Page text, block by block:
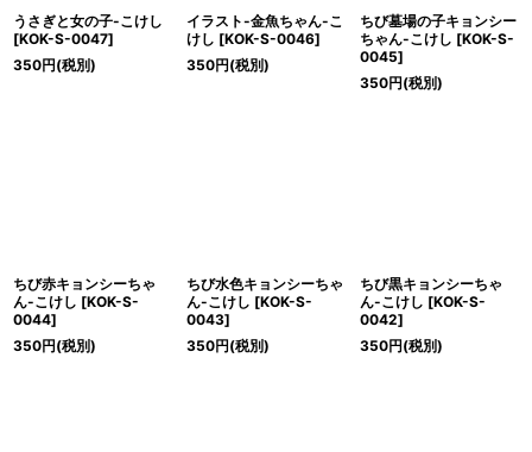
うさぎと女の子-こけし
[KOK-S-0047]
350円(税別)
イラスト-金魚ちゃん-こ
けし [KOK-S-0046]
350円(税別)
ちび墓場の子キョンシー
ちゃん-こけし [KOK-S-
0045]
350円(税別)
ちび赤キョンシーちゃ
ん-こけし [KOK-S-
0044]
350円(税別)
ちび水色キョンシーちゃ
ん-こけし [KOK-S-
0043]
350円(税別)
ちび黒キョンシーちゃ
ん-こけし [KOK-S-
0042]
350円(税別)